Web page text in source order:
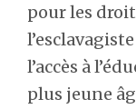
pour les
l’accès à
plus jeune